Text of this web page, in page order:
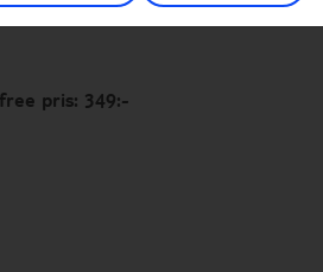
pris: 349:-